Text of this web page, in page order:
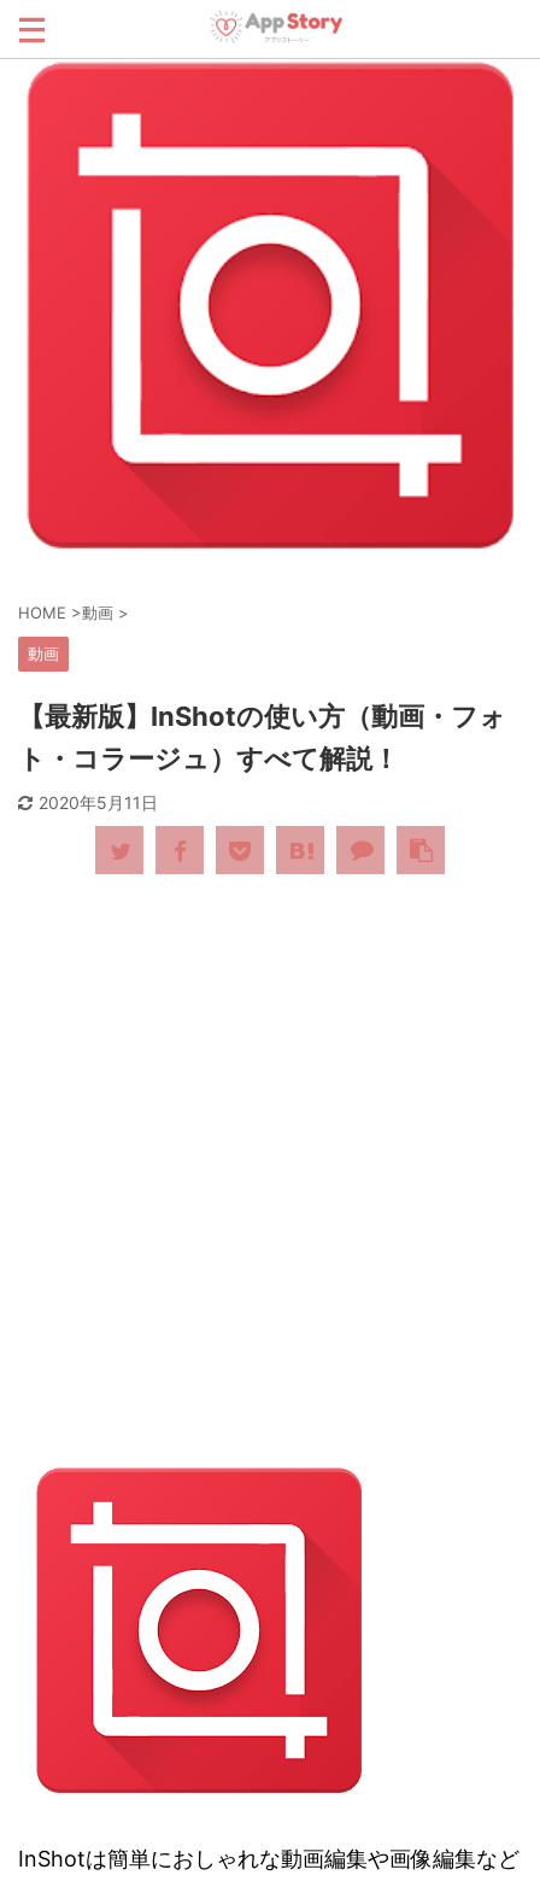
HOME >動画 >
動画
【最新版】InShotの使い方（動画・フォ
ト・コラージュ）すべて解説！
2020年5月11日
InShotは簡単におしゃれな動画編集や画像編集など